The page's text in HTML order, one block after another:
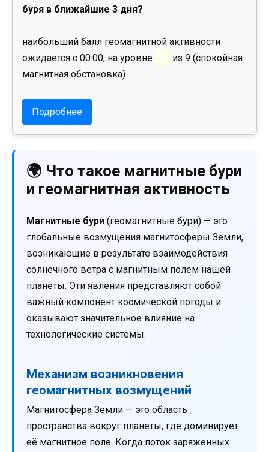
буря в ближайшие 3 дня?
наибольший балл геомагнитной активности
ожидается с 00:00, на уровне
0
из 9 (спокойная
магнитная обстановка)
Подробнее
🌍 Что такое магнитные бури
и геомагнитная активность
Магнитные бури (геомагнитные бури) — это
глобальные возмущения магнитосферы Земли,
возникающие в результате взаимодействия
солнечного ветра с магнитным полем нашей
планеты. Эти явления представляют собой
важный компонент космической погоды и
оказывают значительное влияние на
технологические системы.
Механизм возникновения
геомагнитных возмущений
Магнитосфера Земли — это область
пространства вокруг планеты, где доминирует
её магнитное поле. Когда поток заряженных